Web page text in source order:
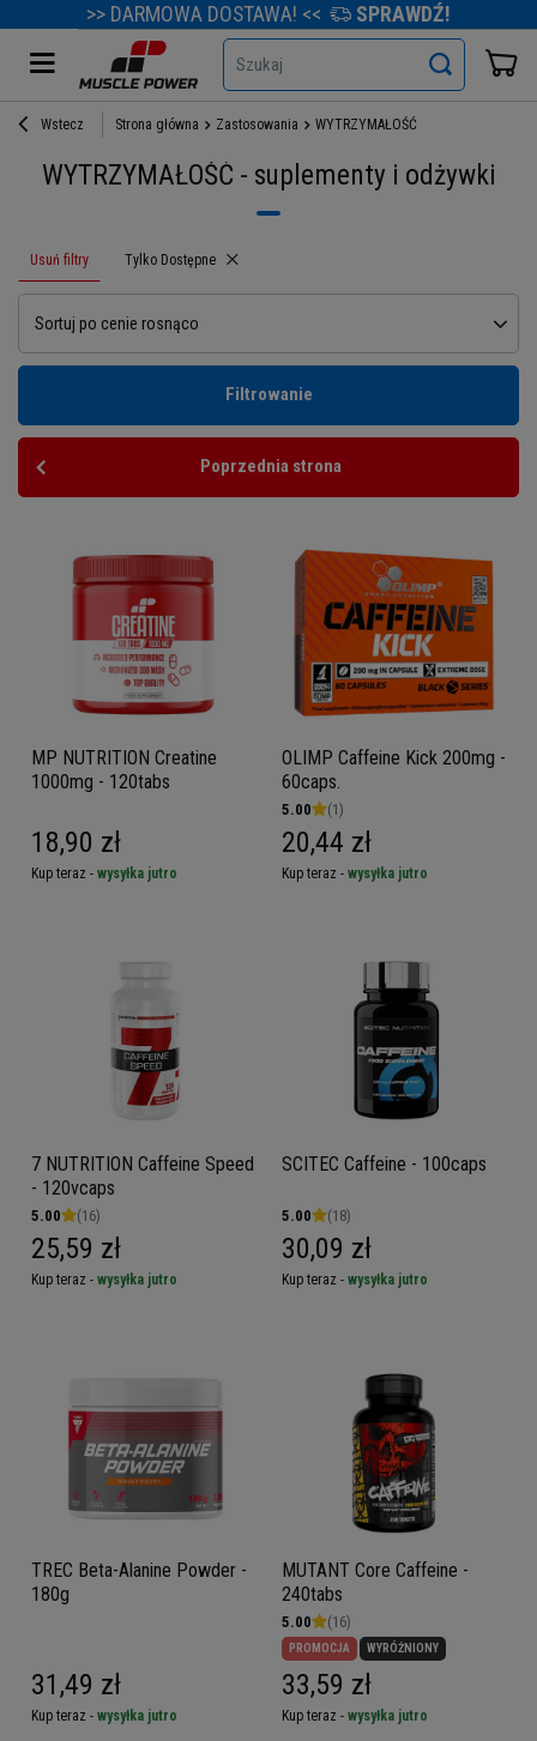
>> DARMOWA DOSTAWA! << SPRAWDŹ!
Szukaj
Wstecz Strona główna Zastosowania WYTRZYMAŁOŚĆ
WYTRZYMAŁOŚĆ - suplementy i odżywki
Usuń filtry Usuń filtr
Tylko Dostępne
Sortuj po cenie rosnąco
Filtrowanie
Poprzednia strona
MP NUTRITION Creatine
1000mg - 120tabs
18,90 zł
Kup teraz - wysyłka jutro
OLIMP Caffeine Kick 200mg -
60caps.
5.00 (1)
20,44 zł
Kup teraz - wysyłka jutro
7 NUTRITION Caffeine Speed
- 120vcaps
5.00 (16)
25,59 zł
Kup teraz - wysyłka jutro
SCITEC Caffeine - 100caps
5.00 (18)
30,09 zł
Kup teraz - wysyłka jutro
TREC Beta-Alanine Powder -
180g
31,49 zł
Kup teraz - wysyłka jutro
MUTANT Core Caffeine -
240tabs
5.00 (16)
PROMOCJA WYRÓŻNIONY
33,59 zł
Kup teraz - wysyłka jutro